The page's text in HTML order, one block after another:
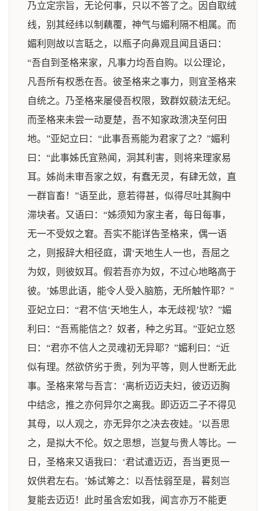
乃立定宗旨，无论何事，只以不答了之。因自取绒
线，别其经纬以制藕覆，神气与媚利隔不相属。而
媚利则故以言聒之，以瓶子向鼻观且闻且语曰：
“吾自到圣格来家，凡事力均吾自购。以公理论，
凡吾所有权悉在吾。彼圣格来之事力，则宜圣格来
自统之。乃圣格来屡侵吾权限，致群奴藐法无纪。
而圣格来未尝一动夏楚，吾不知家政溃决至何田
地。”亚妃立曰：“此事吾焉能为君家了之？”媚利
曰：“此事姊氏宜熟闻，洞其利害，则将来理家易
耳。姊尚未审吾家之奴，有蠢无灵，有肆无敛，直
一群盲畜！”语至此，意若得甚，似得尽吐其胸中
滞块者。又语曰：“姊须知为家主者，每日每事，
无一不受奴之窘。吾实不能详告圣格来，偶一语
之，则报辞大相径庭，谓‘天地生人一也，吾屈之
为奴，则彼奴耳。假若吾亦为奴，不过心地略高于
彼。’姊思此语，能令人受入脑筋，无所触忤耶？”
亚妃立曰：“君不信‘天地生人，本无歧视’欤？”媚
利曰：“吾焉能信之？奴者，种之劣耳。”亚妃立怒
曰：“君亦不信人之灵魂初无异耶？”媚利曰：“近
似有理。然欲侪劣于贵，列为平等，则人世断无此
事。圣格来常与吾言：‘离析迈迈夫妇，彼迈迈胸
中结念，推之亦何异尔之离我。即迈迈二子不得见
其母，以人观之，亦无异尔之决去夜娃。’以吾思
之，是拟大不伦。奴之思想，岂复与贵人等比。一
日，圣格来又语我曰：‘君试遣迈迈，吾当更觅一
奴供君左右。’姊试筹之：以吾怯弱至是，晷刻岂
复能去迈迈！此时虽含宏如我，闻言亦万不能更